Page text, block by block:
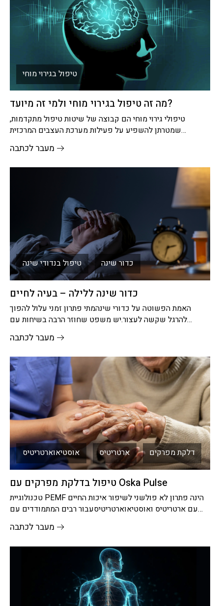
טיפול בגירוי מוחי
מה זה טיפול בגירוי מוחי ולמי זה מיועד?
טיפולי גירוי מוחי הם קבוצה של שיטות טיפול מתקדמות,
שמטרתן להשפיע על פעילות מערכת העצבים המרכזית
מעבר לכתבה
טיפול בנדודי שינה כדור שינה
כדור שינה ללילה – בעיה לחיים
האמת הפשוטה על כדורי שינהמתי פתרון זמני עלול להפוך
להרגל שקשה לעצור.יש משפט שחוזר הרבה בשיחות עם
אנשים שסובלים מנדודי
מעבר לכתבה
אוסטיאוארטריטיס ארטריטיס דלקת מפרקים
טיפול בדלקת מפרקים עם Oska Pulse
טכנולוגיית PEMF הינה פתרון לא פולשני לשיפור איכות החיים
עם ארטריטיס ואוסטיאוארטריטיסעבור רבים המתמודדים עם
דלקת מפרקים - בין אם
מעבר לכתבה